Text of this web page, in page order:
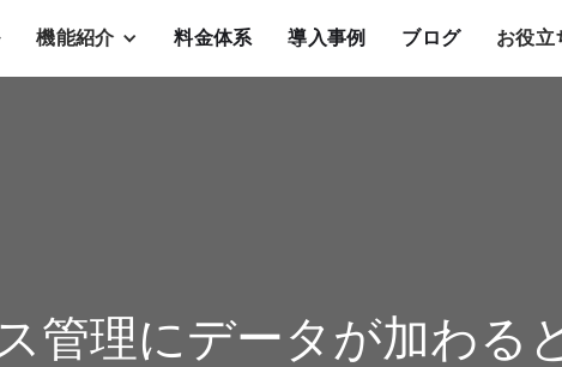
機能紹介 料金体系 導入事例 ブログ お役立
管理にデータが加わる